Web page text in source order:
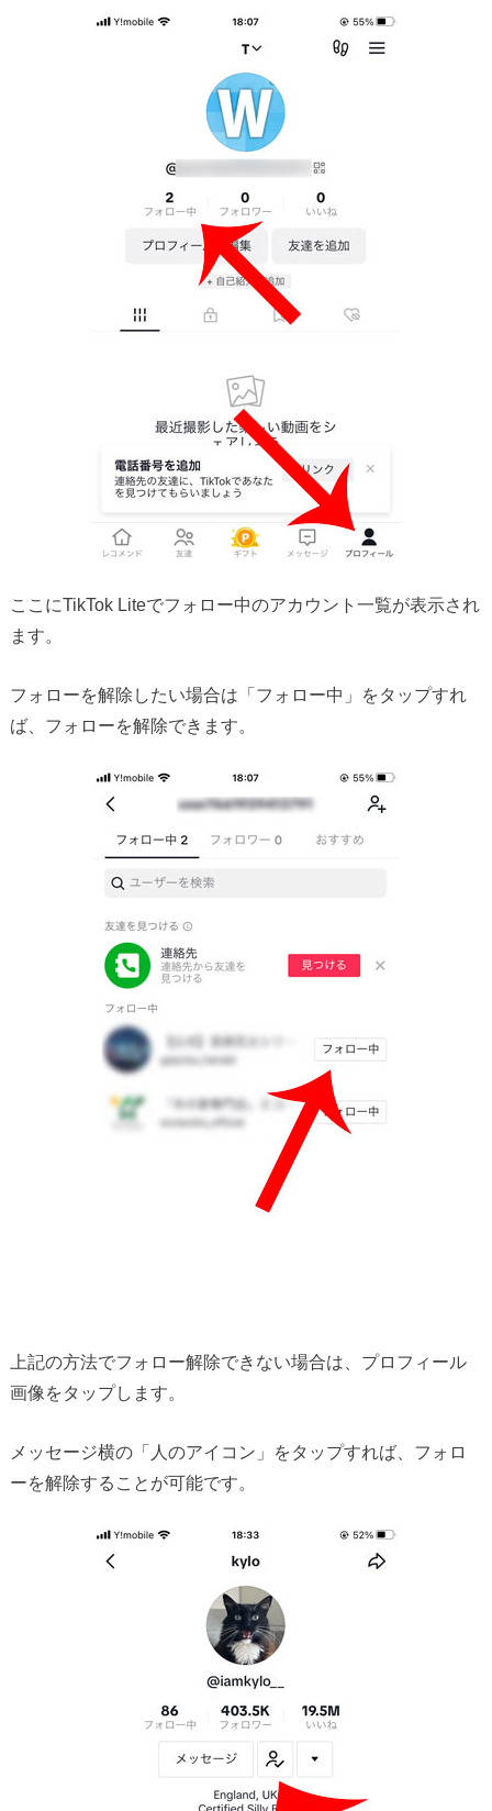
ここにTikTok Liteでフォロー中のアカウント一覧が表示され
ます。
フォローを解除したい場合は「フォロー中」をタップすれ
ば、フォローを解除できます。
上記の方法でフォロー解除できない場合は、プロフィール
画像をタップします。
メッセージ横の「人のアイコン」をタップすれば、フォロ
ーを解除することが可能です。